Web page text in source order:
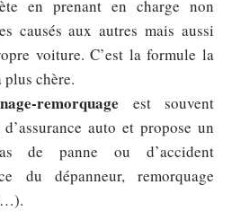
en prenant en charge non
causés aux autres mais aussi
voiture. C’est la formule la
chère.
remorquage est souvent
auto et propose un
de panne ou d’accident
du dépanneur, remorquage